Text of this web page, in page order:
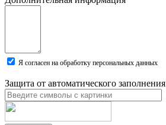
Я согласен на обработку персональных данных
Защита от автоматического заполнения